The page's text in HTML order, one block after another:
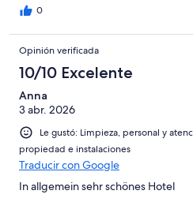
0
Opinión verificada
10/10 Excelente
Anna
3 abr. 2026
Le gustó: Limpieza, personal y
propiedad e instalaciones
Traducir con Google
In allgemein sehr schönes Hotel